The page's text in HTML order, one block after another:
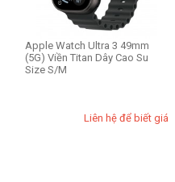
Apple Watch Ultra 3 49mm
(5G) Viền Titan Dây Cao Su
Size S/M
Liên hệ để biết giá